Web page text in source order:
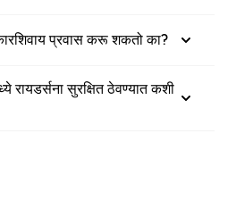
प्रवास करू शकतो का?
सुरक्षित ठेवण्यात कशी